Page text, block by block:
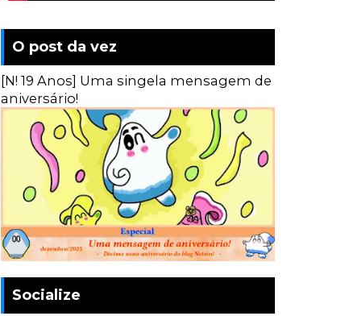
O post da vez
[N! 19 Anos] Uma singela mensagem de
aniversário!
Socialize